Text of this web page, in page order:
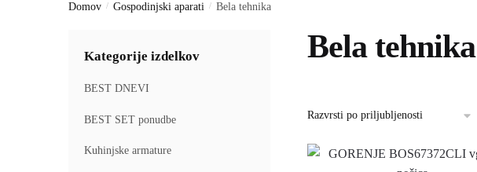
Domov / Gospodinjski aparati / Bela tehnika
Bela tehnika
Kategorije izdelkov
BEST DNEVI
BEST SET ponudbe
Kuhinjske armature